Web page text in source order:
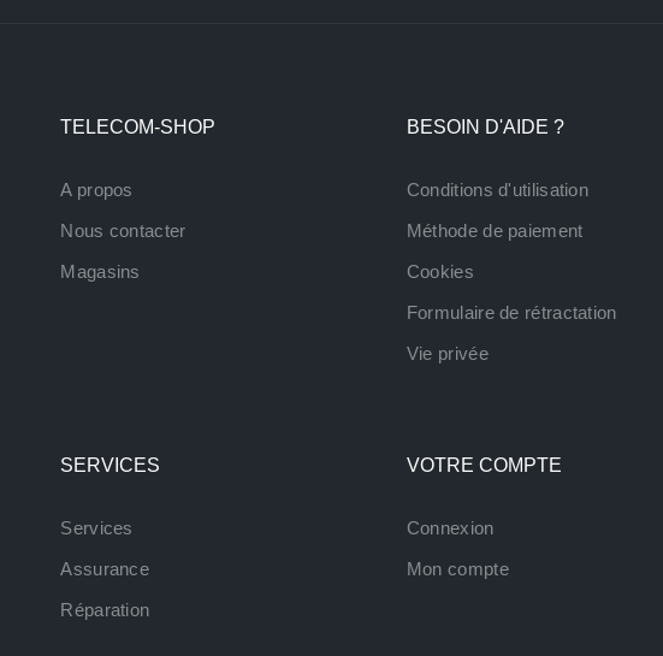
TELECOM-SHOP
A propos
Nous contacter
Magasins
BESOIN D'AIDE ?
Conditions d'utilisation
Méthode de paiement
Cookies
Formulaire de rétractation
Vie privée
SERVICES
Services
Assurance
Réparation
VOTRE COMPTE
Connexion
Mon compte